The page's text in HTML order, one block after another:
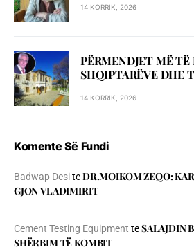
14 KORRIK, 2026
PËRMENDJET MË
SHQIPTARËVE DHE
14 KORRIK, 2026
Komente Së Fundi
Badwap DesiteDR.MOIKOM ZEQO:
GJON VLADIMIRIT
Cement Testing Equipment teSALAJDIN
SHЁRBIM TЁ KOMBIT